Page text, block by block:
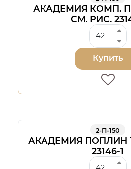
АКАДЕМИЯ КОМП.
СМ. РИС.
Купить
2-П-150
АКАДЕМИЯ ПОПЛИН
23146-1